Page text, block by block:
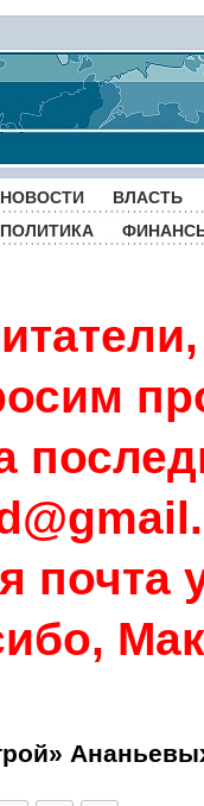
НОВОСТИ
ВЛАСТЬ
ПОЛИТИКА
почта